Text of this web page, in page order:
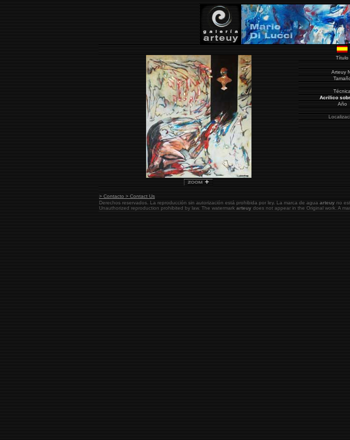
Título
Arteuy
Acrilico
Año
> Contacto > Contact Us
Derechos reservados. La reproducción sin autorización está prohibida por ley. La marca de aguaarteuyno
Unauthorized reproduction prohibited by law. The watermarkarteuydoes not appear in the Original work. A